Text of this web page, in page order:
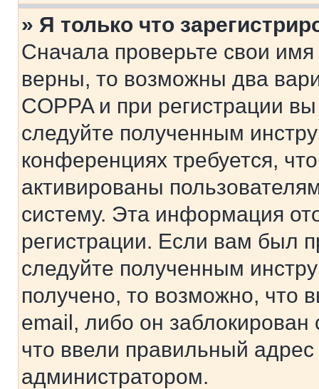
» Я только что
Сначала проверьте свои
верны, то возможны два
COPPA и при регистрации
следуйте полученным
конференциях требуется,
активированы
систему. Эта информация
регистрации. Если вам был
следуйте полученным
получено, то возможно, что
email, либо он
что ввели правильный адрес
администратором.